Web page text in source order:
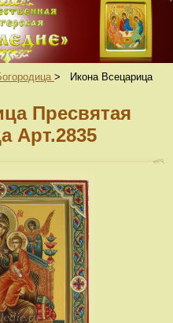
>
Икона Всецарица
Пресвятая
Арт.2835